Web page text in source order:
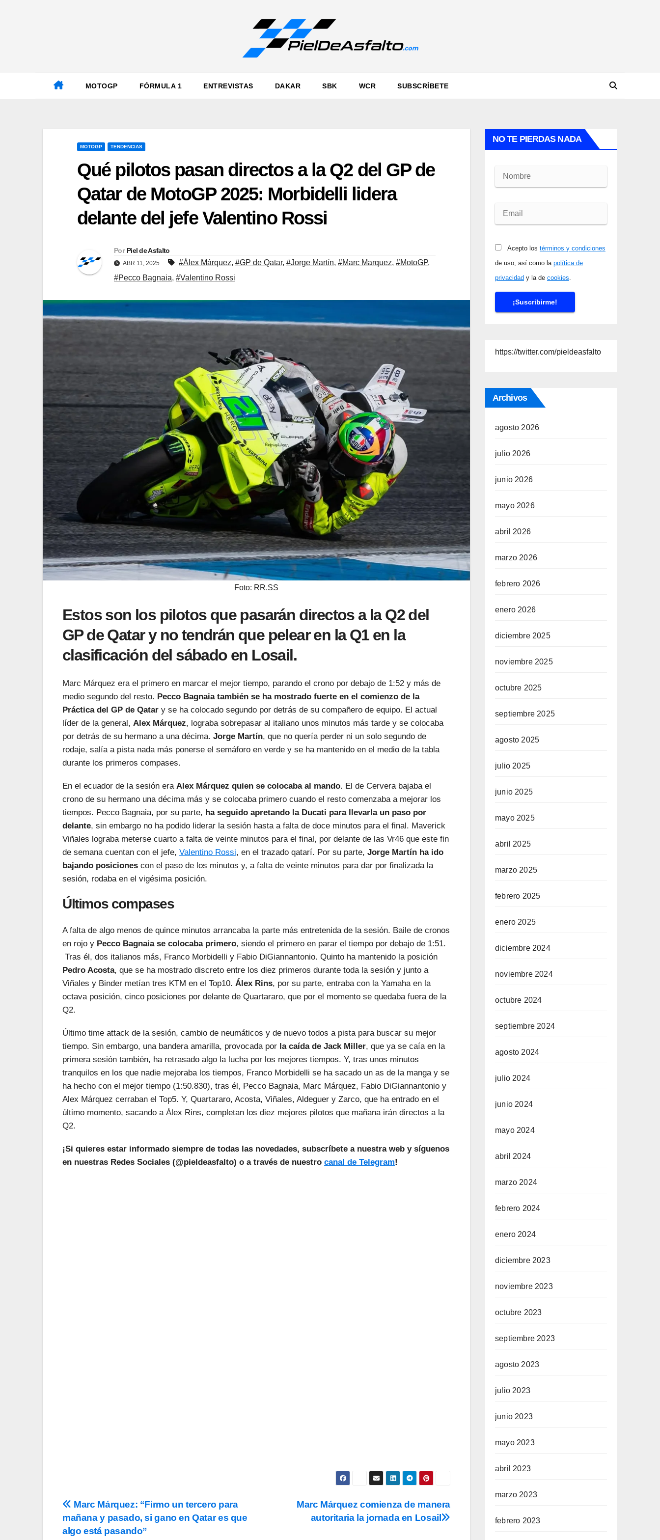
MOTOGP FÓRMULA 1 ENTREVISTAS DAKAR SBK WCR SUBSCRÍBETE
MOTOGP TENDENCIAS
Qué pilotos pasan directos a la Q2 del GP de
Qatar de MotoGP 2025: Morbidelli lidera
delante del jefe Valentino Rossi
Por Piel de Asfalto
ABR 11, 2025 #Álex Márquez, #GP de Qatar, #Jorge Martín, #Marc Marquez, #MotoGP,
#Pecco Bagnaia, #Valentino Rossi
Foto: RR.SS
Estos son los pilotos que pasarán directos a la Q2 del
GP de Qatar y no tendrán que pelear en la Q1 en la
clasificación del sábado en Losail.
Marc Márquez era el primero en marcar el mejor tiempo, parando el crono por debajo de 1:52 y más de
medio segundo del resto. Pecco Bagnaia también se ha mostrado fuerte en el comienzo de la
Práctica del GP de Qatar y se ha colocado segundo por detrás de su compañero de equipo. El actual
líder de la general, Alex Márquez, lograba sobrepasar al italiano unos minutos más tarde y se colocaba
por detrás de su hermano a una décima. Jorge Martín, que no quería perder ni un solo segundo de
rodaje, salía a pista nada más ponerse el semáforo en verde y se ha mantenido en el medio de la tabla
durante los primeros compases.
En el ecuador de la sesión era Alex Márquez quien se colocaba al mando. El de Cervera bajaba el
crono de su hermano una décima más y se colocaba primero cuando el resto comenzaba a mejorar los
tiempos. Pecco Bagnaia, por su parte, ha seguido apretando la Ducati para llevarla un paso por
delante, sin embargo no ha podido liderar la sesión hasta a falta de doce minutos para el final. Maverick
Viñales lograba meterse cuarto a falta de veinte minutos para el final, por delante de las Vr46 que este fin
de semana cuentan con el jefe, Valentino Rossi, en el trazado qatarí. Por su parte, Jorge Martín ha ido
bajando posiciones con el paso de los minutos y, a falta de veinte minutos para dar por finalizada la
sesión, rodaba en el vigésima posición.
Últimos compases
A falta de algo menos de quince minutos arrancaba la parte más entretenida de la sesión. Baile de cronos
en rojo y Pecco Bagnaia se colocaba primero, siendo el primero en parar el tiempo por debajo de 1:51.
Tras él, dos italianos más, Franco Morbidelli y Fabio DiGiannantonio. Quinto ha mantenido la posición
Pedro Acosta, que se ha mostrado discreto entre los diez primeros durante toda la sesión y junto a
Viñales y Binder metían tres KTM en el Top10. Álex Rins, por su parte, entraba con la Yamaha en la
octava posición, cinco posiciones por delante de Quartararo, que por el momento se quedaba fuera de la
Q2.
Último time attack de la sesión, cambio de neumáticos y de nuevo todos a pista para buscar su mejor
tiempo. Sin embargo, una bandera amarilla, provocada por la caída de Jack Miller, que ya se caía en la
primera sesión también, ha retrasado algo la lucha por los mejores tiempos. Y, tras unos minutos
tranquilos en los que nadie mejoraba los tiempos, Franco Morbidelli se ha sacado un as de la manga y se
ha hecho con el mejor tiempo (1:50.830), tras él, Pecco Bagnaia, Marc Márquez, Fabio DiGiannantonio y
Alex Márquez cerraban el Top5. Y, Quartararo, Acosta, Viñales, Aldeguer y Zarco, que ha entrado en el
último momento, sacando a Álex Rins, completan los diez mejores pilotos que mañana irán directos a la
Q2.
¡Si quieres estar informado siempre de todas las novedades, subscríbete a nuestra web y síguenos
en nuestras Redes Sociales (@pieldeasfalto) o a través de nuestro canal de Telegram!
Navegación
de
Marc Márquez comienza de manera
autoritaria la jornada en Losail
Marc Márquez: “Firmo un tercero para
mañana y pasado, si gano en Qatar es que
algo está pasando”
NO TE PIERDAS NADA
Acepto los términos y condiciones
de uso, así como la política de
privacidad y la de cookies
https://twitter.com/pieldeasfalto
Archivos
agosto 2026
julio 2026
junio 2026
mayo 2026
abril 2026
marzo 2026
febrero 2026
enero 2026
diciembre 2025
noviembre 2025
octubre 2025
septiembre 2025
agosto 2025
julio 2025
junio 2025
mayo 2025
abril 2025
marzo 2025
febrero 2025
enero 2025
diciembre 2024
noviembre 2024
octubre 2024
septiembre 2024
agosto 2024
julio 2024
junio 2024
mayo 2024
abril 2024
marzo 2024
febrero 2024
enero 2024
diciembre 2023
noviembre 2023
octubre 2023
septiembre 2023
agosto 2023
julio 2023
junio 2023
mayo 2023
abril 2023
marzo 2023
febrero 2023